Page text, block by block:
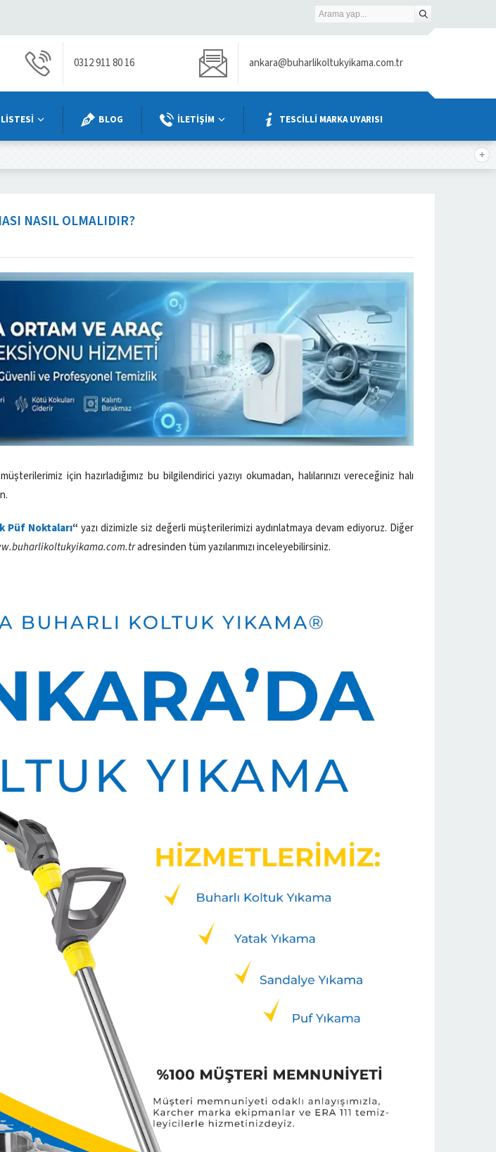
0312 911 80 16 ankara@buharlikoltukyikama.com.tr
BLOG İLETİŞİM TESCİLLİ MARKA UYARISI
NASIL OLMALIDIR?
için hazırladığımız bu bilgilendirici yazıyı okumadan, halılarınızı vereceğiniz halı
Püf Noktaları“ yazı dizimizle siz değerli müşterilerimizi aydınlatmaya devam ediyoruz. Diğer
adresinden tüm yazılarımızı inceleyebilirsiniz.